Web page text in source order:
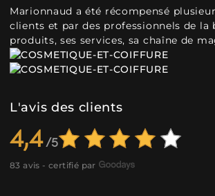
Marionnaud a été récompensé
clients et par des professionnels de la
produits, ses services, sa chaîne de
L'avis des clients
4,4
83 avis - certifié par